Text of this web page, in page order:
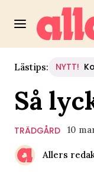
Lästips: NYTT!
Så
TRÄDGÅRD 10
Allers